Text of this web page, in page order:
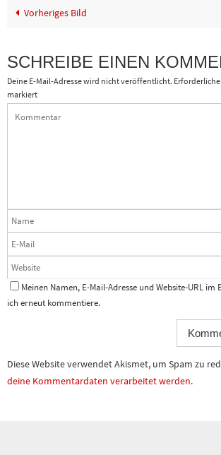
Vorheriges Bild
SCHREIBE EINEN
Deine E-Mail-Adresse wird nicht veröffentlicht.
markiert
Meinen Namen, E-Mail-Adresse und Website-URL
ich erneut kommentiere.
Diese Website verwendet Akismet, um Spam zu
deine Kommentardaten verarbeitet werden.